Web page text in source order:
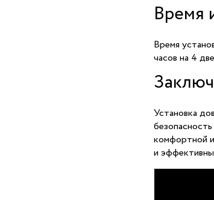
Время
Время
часов на 4
Установка
комфортной
и